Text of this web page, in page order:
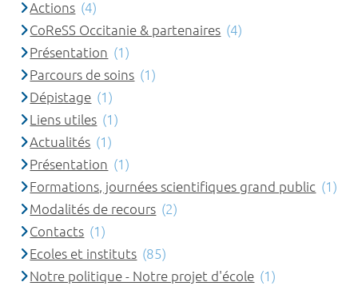
Actions (4)
CoReSS Occitanie & partenaires (4)
Présentation (1)
Parcours de soins (1)
Dépistage (1)
Liens utiles (1)
Actualités (1)
Présentation (1)
Formations, journées scientifiques grand public (1)
Modalités de recours (2)
Contacts (1)
Ecoles et instituts (85)
Notre politique - Notre projet d'école (1)